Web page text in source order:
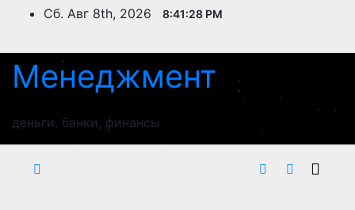
ПерейтиСб. Авг 8th, 2026 8:41:29 PM
Менеджмент
деньги, банки, финансы